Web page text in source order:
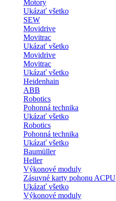
Motory
Ukázať všetko
SEW
Movidrive
Movitrac
Ukázať všetko
Movidrive
Movitrac
Ukázať všetko
Heidenhain
ABB
Robotics
Pohonná technika
Ukázať všetko
Robotics
Pohonná technika
Ukázať všetko
Baumüller
Heller
Výkonové moduly
Zásuvné karty pohonu ACPU
Ukázať všetko
Výkonové moduly